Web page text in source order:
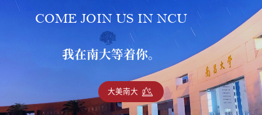
COME JOIN US IN NCU
我在南大等着你。
大美南大